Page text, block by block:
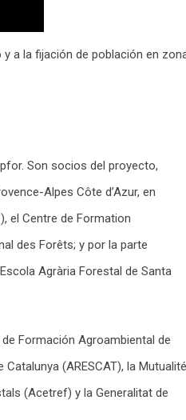
a la fijación de población en
Son socios del proyecto,
Alpes Côte d’Azur, en
el Centre de Formation
des Forêts; y por la parte
Agrària Forestal de Santa
Formación Agroambiental de
(ARESCAT), la Mutualité
(Acetref) y la Generalitat de